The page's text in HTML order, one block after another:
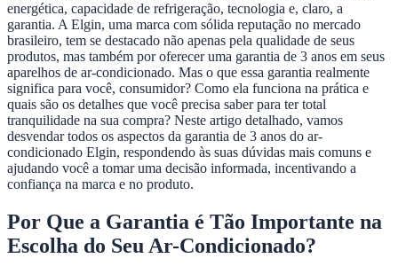
energética, capacidade de refrigeração, tecnologia e, claro, a
garantia. A Elgin, uma marca com sólida reputação no mercado
brasileiro, tem se destacado não apenas pela qualidade de seus
produtos, mas também por oferecer uma garantia de 3 anos em seus
aparelhos de ar-condicionado. Mas o que essa garantia realmente
significa para você, consumidor? Como ela funciona na prática e
quais são os detalhes que você precisa saber para ter total
tranquilidade na sua compra? Neste artigo detalhado, vamos
desvendar todos os aspectos da garantia de 3 anos do ar-
condicionado Elgin, respondendo às suas dúvidas mais comuns e
ajudando você a tomar uma decisão informada, incentivando a
confiança na marca e no produto.
Por Que a Garantia é Tão Importante na
Escolha do Seu Ar-Condicionado?